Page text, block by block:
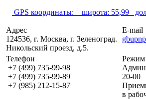
GPS координаты: широта: 55,99
Адрес
124536, г. Москва, г. Зеленоград.
Никольский проезд, д.5.
E-mail
Телефон
+7 (499) 735-99-98
+7 (499) 735-99-89
+7 (985) 212-15-87
Режим
в